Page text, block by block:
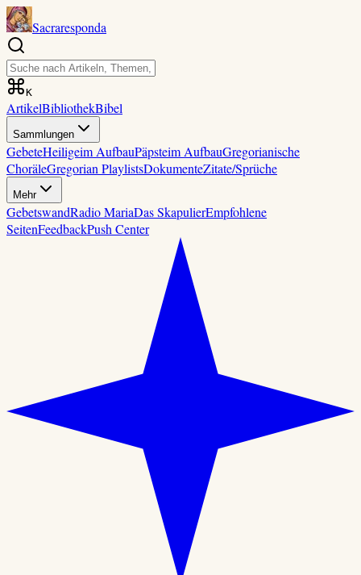
Sacraresponda
K
ArtikelBibliothekBibel
Sammlungen
GebeteHeiligeim AufbauPäpsteim AufbauGregorianische
ChoräleGregorian PlaylistsDokumenteZitate/Sprüche
Mehr
GebetswandRadio MariaDas SkapulierEmpfohlene
SeitenFeedbackPush Center